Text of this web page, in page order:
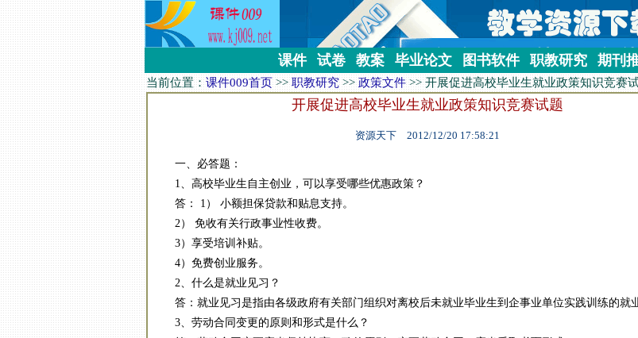
课件 试卷 教案 毕业论文 图书软件 职教研究 期刊
当前位置：课件009首页>>职教研究>>政策文件>>开展促进高校毕业生就业政策知识竞赛
开展促进高校毕业生就业政策知识竞赛试题
资源天下 2012/12/20 17:58:21
一、必答题：
1、高校毕业生自主创业，可以享受哪些优惠政策？
答： 1） 小额担保贷款和贴息支持。
2） 免收有关行政事业性收费。
3）享受培训补贴。
4）免费创业服务。
2、什么是就业见习？
答：就业见习是指由各级政府有关部门组织对离校后未就业毕业生到企事业单位实践训练的就业
3、劳动合同变更的原则和形式是什么？